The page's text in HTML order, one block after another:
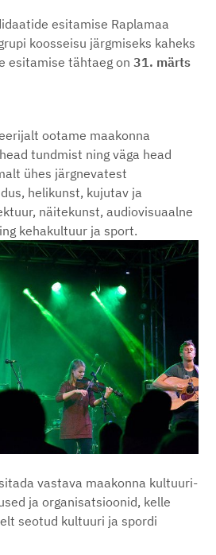
esitamise Raplamaa
koosseisu järgmiseks kaheks
esitamise tähtaeg on 31. märts
ootame maakonna
tundmist ning väga head
ühes järgnevatest
helikunst, kujutav ja
näitekunst, audiovisuaalne
kehakultuur ja sport.
vastava maakonna kultuuri-
ja organisatsioonid, kelle
seotud kultuuri ja spordi